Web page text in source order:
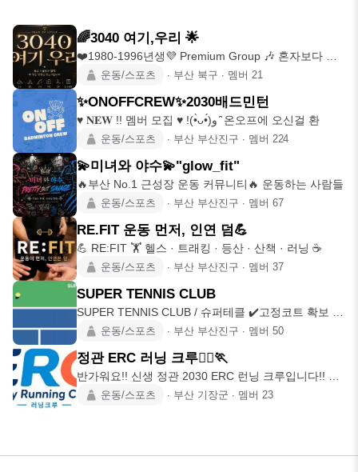
🌈3040 여기,우리 🌟
❤️1980-1996년생💜 Premium Group 🎶 혼자보다 함
께일 운동/스포츠 ∙ 부산 북구 ∙ 멤버 21
✨ONOFFCREW✨2030배드민턴
♥ 𝐍𝐄𝐖 !! 멤버 모집 ♥ !(•̀ᴗ•́)و ̑̑ 온오프에 오신걸 환
운동/스포츠 ∙ 부산 부산진구 ∙ 멤버 224
💫미녀와 야수💫"glow_fit"
🔥부산 No.1 근성장 운동 커뮤니티🔥 운동하는 사람들
운동/스포츠 ∙ 부산 부산진구 ∙ 멤버 67
RE.FIT 운동 먼저, 인연 덤💪
💪 RE:FIT 🏋️ 헬스 · 트래킹 · 등산 · 산책 · 러닝 ☕
운동/스포츠 ∙ 부산 부산진구 ∙ 멤버 37
SUPER TENNIS CLUB
SUPER TENNIS CLUB / 슈퍼테클 ✔️고정코트 확보 ✔️
토,
운동/스포츠 ∙ 부산 부산진구 ∙ 멤버 50
정관 ERC 러닝 크루🏃‍♂️🏃‍
반가워요!! 신생 정관 2030 ERC 런닝 크루입니다!! 런
닝을 취운동/스포츠 ∙ 부산 기장군 ∙ 멤버 23